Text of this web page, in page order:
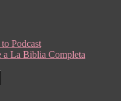
Podcast
a La Biblia Completa